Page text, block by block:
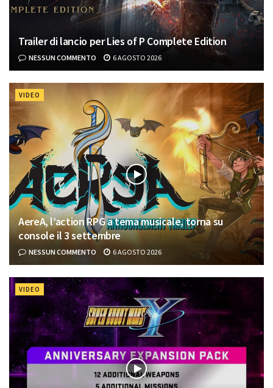
Trailer di lancio per Lies of P Complete Edition
NESSUN COMMENTO 6 AGOSTO 2026
VIDEO
AereA, l’action RPG a tema musicale, torna su
console il 3 settembre
NESSUN COMMENTO 6 AGOSTO 2026
VIDEO